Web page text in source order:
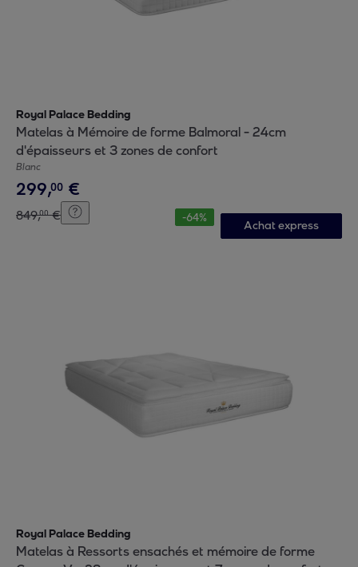
Royal Palace Bedding
Matelas à Mémoire de forme Balmoral - 24cm
d'épaisseurs et 3 zones de confort
Blanc
299,00 €
849,00 € -64%
Achat express
Royal Palace Bedding
Matelas à Ressorts ensachés et mémoire de forme